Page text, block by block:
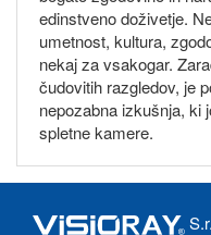
edinstveno doživetje.
umetnost, kultura,
nekaj za vsakogar.
čudovitih razgledov, je
nepozabna izkušnja, ki
spletne kamere.